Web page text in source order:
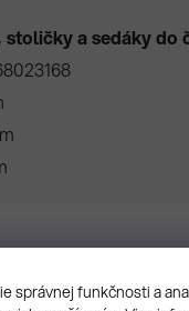
správnej funkčnosti a
stoličky a sedáky do